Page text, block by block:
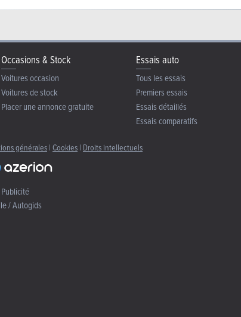
Occasions & Stock
Voitures occasion
Voitures de stock
Placer une annonce gratuite
Essais auto
Tous les essais
Premiers essais
Essais détaillés
Essais comparatifs
générales | Cookies | Droits intellectuels
/ Autogids